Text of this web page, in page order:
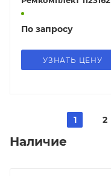
По запросу
УЗНАТЬ ЦЕНУ
1 2
Наличие